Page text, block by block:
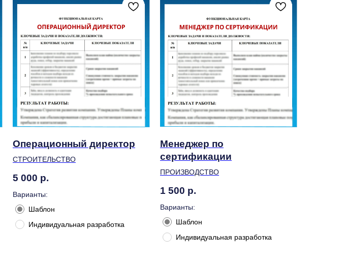
Операционный директор
СТРОИТЕЛЬСТВО
5 000 р.
Варианты:
Шаблон
Индивидуальная разработка
Менеджер по
сертификации
ПРОИЗВОДСТВО
1 500 р.
Варианты:
Шаблон
Индивидуальная разработка